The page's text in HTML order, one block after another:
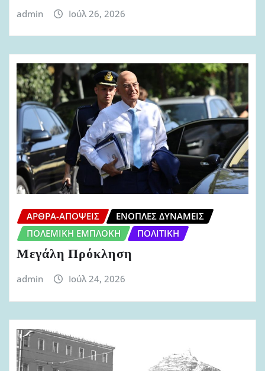
admin Ιούλ 26, 2026
ΆΡΘΡΑ-ΑΠΌΨΕΙΣ
ΈΝΟΠΛΕΣ ΔΥΝΆΜΕΙΣ
ΠΟΛΕΜΙΚΉ ΕΜΠΛΟΚΉ
ΠΟΛΙΤΙΚΉ
Μεγάλη Πρόκληση
admin Ιούλ 24, 2026